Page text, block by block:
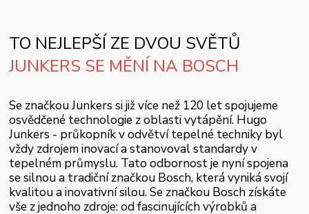
TO NEJLEPŠÍ ZE DVOU SVĚTŮ
JUNKERS SE MĚNÍ NA BOSCH
Se značkou Junkers si již více než 120 let spojujeme
osvědčené technologie z oblasti vytápění. Hugo
Junkers - průkopník v odvětví tepelné techniky byl
vždy zdrojem inovací a stanovoval standardy v
tepelném průmyslu. Tato odbornost je nyní spojena
se silnou a tradiční značkou Bosch, která vyniká svojí
kvalitou a inovativní silou. Se značkou Bosch získáte
vše z jednoho zdroje: od fascinujících výrobků a